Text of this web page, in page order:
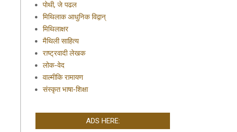
पोथी, जे पढल
मिथिलाक आधुनिक विद्वान्
मिथिलाक्षर
मैथिली साहित्य
राष्ट्रवादी लेखक
लोक-वेद
वाल्मीकि रामायण
संस्कृत भाषा-शिक्षा
ADS HERE: